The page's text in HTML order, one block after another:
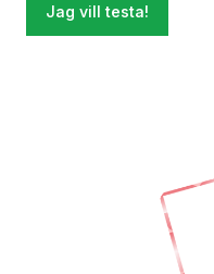
Jag vill testa!